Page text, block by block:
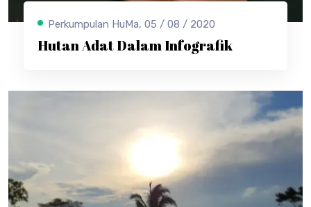
Perkumpulan HuMa, 05 / 08 / 2020
Hutan Adat Dalam Infografik